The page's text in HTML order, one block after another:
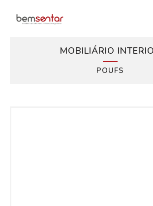
MOBILIÁRIO
POUFS